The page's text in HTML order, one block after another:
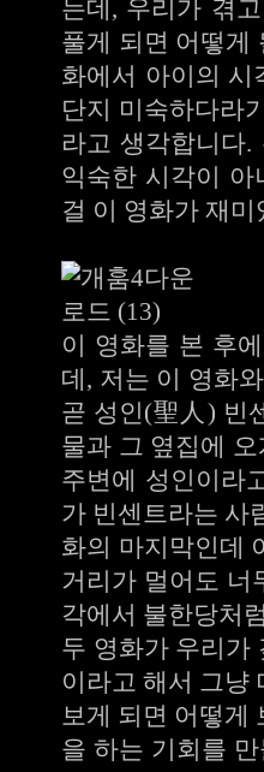
는데, 우리가 겪
풀게 되면 어떻게
화에서 아이의 시
단지 미숙하다라
라고 생각합니다
익숙한 시각이
걸 이 영화가 재
이 영화를 본 후
데, 저는 이 영화
곧 성인(聖人) 빈
물과 그 옆집에
주변에 성인이라
가 빈센트라는 사
화의 마지막인데
거리가 멀어도 너
각에서 불한당처
두 영화가 우리가
이라고 해서 그냥
보게 되면 어떻게
을 하는 기회를